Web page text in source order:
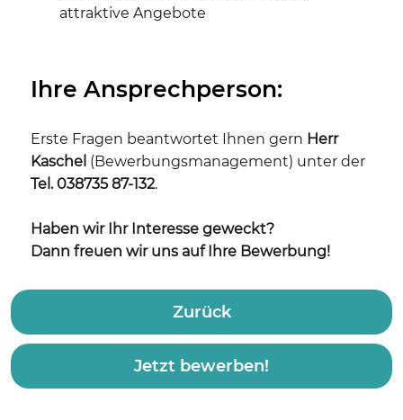
attraktive Angebote
Ihre Ansprechperson:
Erste Fragen beantwortet Ihnen gern Herr
Kaschel (Bewerbungsmanagement) unter der
Tel. 038735 87-132.
Haben wir Ihr Interesse geweckt?
Dann freuen wir uns auf Ihre Bewerbung!
Zurück
Jetzt bewerben!